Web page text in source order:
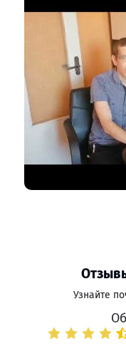
Узнайте